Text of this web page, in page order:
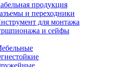
продукция
и переходники
для монтажа
и сейфы